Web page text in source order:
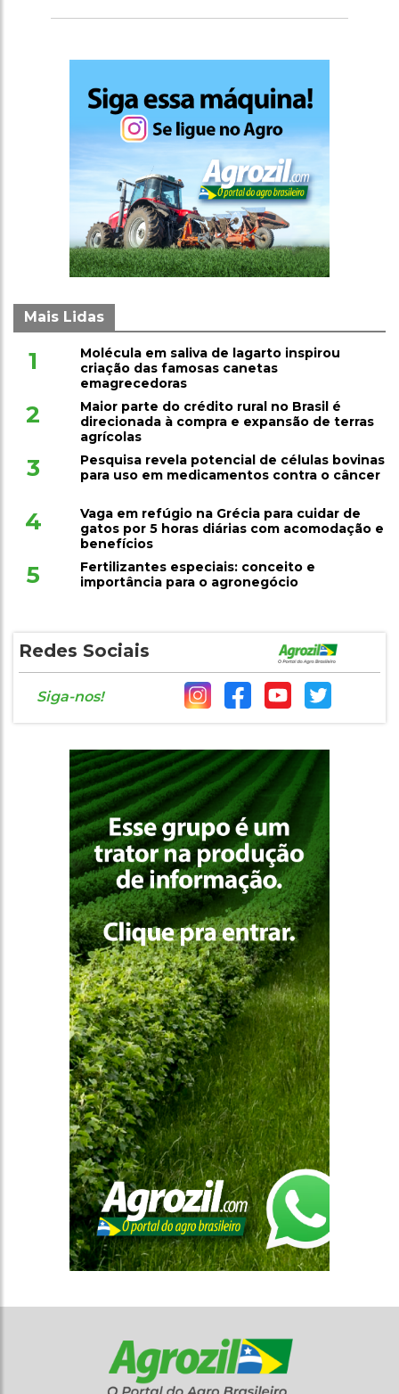
Mais Lidas
1
Molécula em saliva de lagarto inspirou
criação das famosas canetas
emagrecedoras
2
Maior parte do crédito rural no Brasil é
direcionada à compra e expansão de terras
agrícolas
3
Pesquisa revela potencial de células bovinas
para uso em medicamentos contra o câncer
4
Vaga em refúgio na Grécia para cuidar de
gatos por 5 horas diárias com acomodação e
benefícios
5
Fertilizantes especiais: conceito e
importância para o agronegócio
Redes Sociais
Siga-nos!